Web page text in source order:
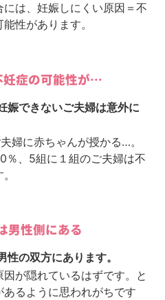
は、妊娠しにくい原因＝不
性があります。
妊症の可能性が…
娠できないご夫婦は意外に
婦に赤ちゃんが授かる…。
％、5組に１組のご夫婦は不
男性側にある
の双方にあります。
が隠れているはずです。と
るように思われがちです